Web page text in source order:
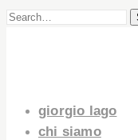
giorgio lago
chi siamo